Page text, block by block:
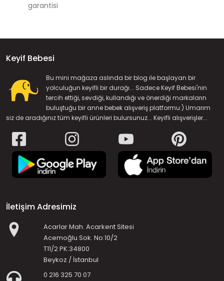
garantisi
Keyif Bebesi
Bu mini mağaza aslında bir blog ile başlayan bir
yolculuğun keyifli bir durağı... Sadece Keyif Bebesi'nin
tercih ettiği, sevdiği, kullandığı ve önerdiği markaların
buluştuğu bir anne bebek alışveriş platformu:) Umarım
siz de aradığınız tüm keyifli ürünleri bulursunuz... Keyifli alışverişler...
İletişim Adresimiz
Acarlar Mah. Acarkent Sitesi
Acemoğlu Sok. No:10/2
T11/2 PK:34800
Beykoz / İstanbul
0 216 325 70 07